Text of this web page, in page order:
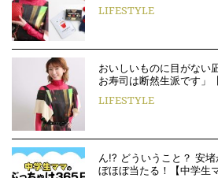
LIFESTYLE
おいしいものに目がない
お寿司は断然生派です」
LIFESTYLE
ん!? どういうこと？ 安
ぼほぼ当たる！【中学生